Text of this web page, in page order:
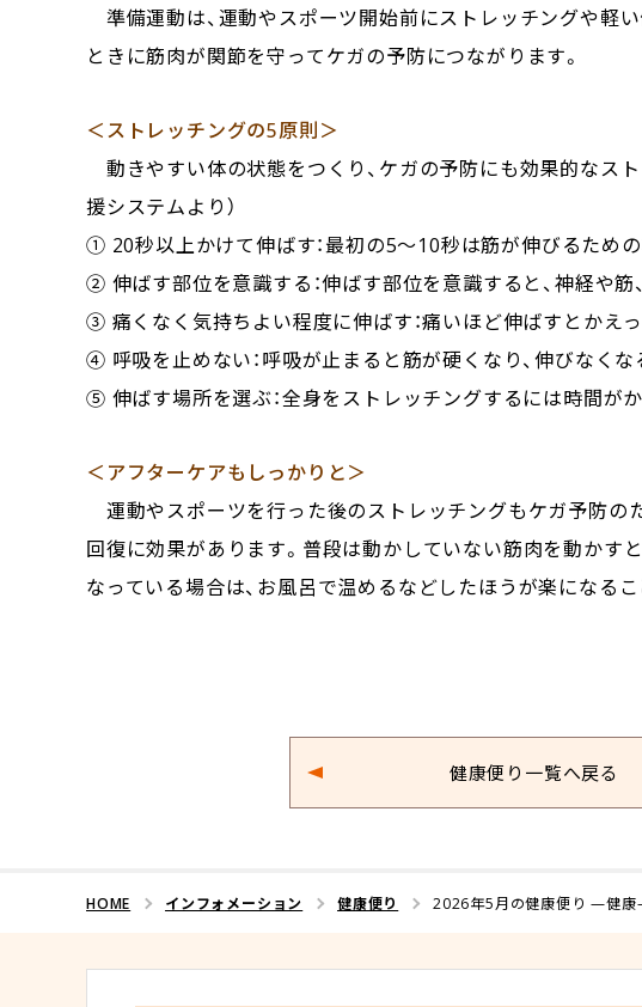
準備運動は、運動やスポーツ開始前にストレッチングや軽
ときに筋肉が関節を守ってケガの予防につながります。
＜ストレッチングの5原則＞
動きやすい体の状態をつくり、ケガの予防にも効果的なス
援システムより）
① 20秒以上かけて伸ばす：最初の5～10秒は筋が伸びるため
② 伸ばす部位を意識する：伸ばす部位を意識すると、神経や筋
③ 痛くなく気持ちよい程度に伸ばす：痛いほど伸ばすとかえっ
④ 呼吸を止めない：呼吸が止まると筋が硬くなり、伸びなく
⑤ 伸ばす場所を選ぶ：全身をストレッチングするには時間が
＜アフターケアもしっかりと＞
運動やスポーツを行った後のストレッチングもケガ予防の
回復に効果があります。普段は動かしていない筋肉を動かす
なっている場合は、お風呂で温めるなどしたほうが楽になる
健康便り一覧へ戻る
HOME インフォメーション 健康便り 2026年5月の健康便り —健康